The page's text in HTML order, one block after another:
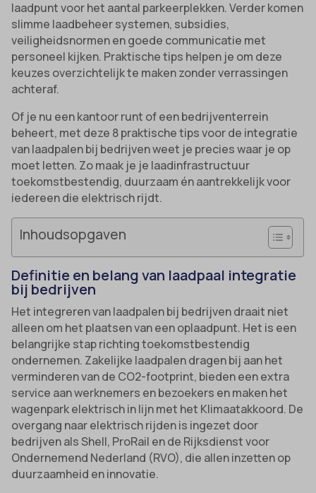
laadpunt voor het aantal parkeerplekken. Verder komen
slimme laadbeheer systemen, subsidies,
veiligheidsnormen en goede communicatie met
personeel kijken. Praktische tips helpen je om deze
keuzes overzichtelijk te maken zonder verrassingen
achteraf.
Of je nu een kantoor runt of een bedrijventerrein
beheert, met deze 8 praktische tips voor de integratie
van laadpalen bij bedrijven weet je precies waar je op
moet letten. Zo maak je je laadinfrastructuur
toekomstbestendig, duurzaam én aantrekkelijk voor
iedereen die elektrisch rijdt.
Inhoudsopgaven
Definitie en belang van laadpaal integratie
bij bedrijven
Het integreren van laadpalen bij bedrijven draait niet
alleen om het plaatsen van een oplaadpunt. Het is een
belangrijke stap richting toekomstbestendig
ondernemen. Zakelijke laadpalen dragen bij aan het
verminderen van de CO2-footprint, bieden een extra
service aan werknemers en bezoekers en maken het
wagenpark elektrisch in lijn met het Klimaatakkoord. De
overgang naar elektrisch rijden is ingezet door
bedrijven als Shell, ProRail en de Rijksdienst voor
Ondernemend Nederland (RVO), die allen inzetten op
duurzaamheid en innovatie.